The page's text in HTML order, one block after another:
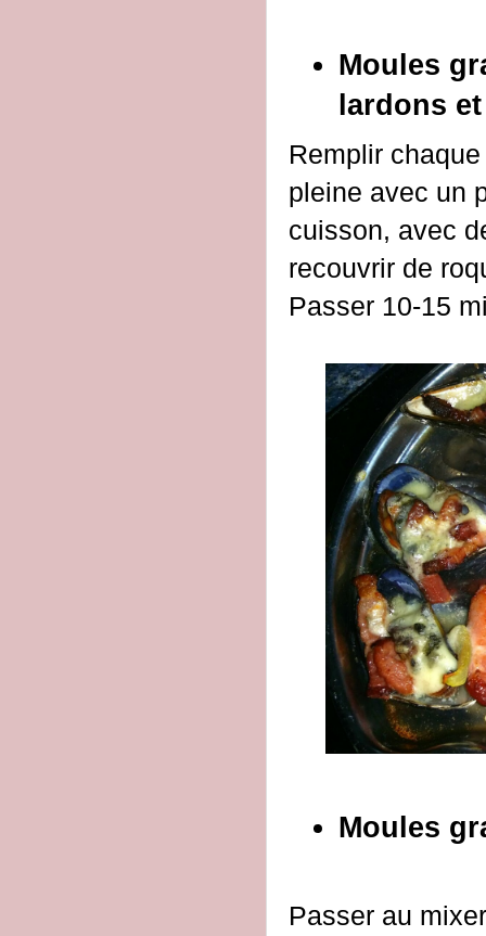
Moules
lardons
Remplir
pleine avec un
cuisson, avec
recouvrir de
Passer 10-15
Moules
Passer au